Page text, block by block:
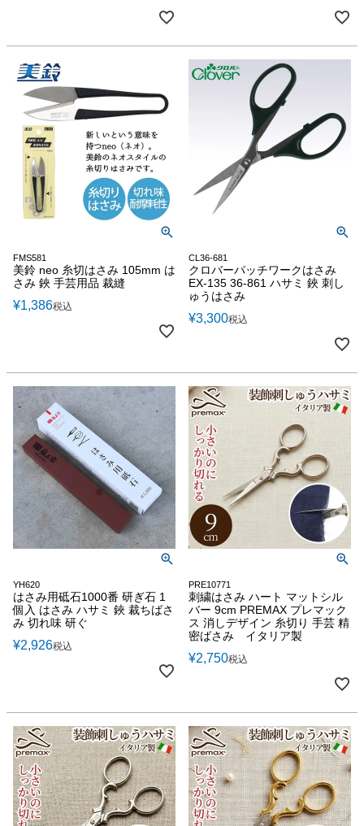
FMS581
美鈴 neo 糸切はさみ 105mm は
さみ 鋏 手芸用品 裁縫
¥1,386税込
CL36-681
クロバーパッチワークはさみ
EX-135 36-861 ハサミ 鋏 刺し
ゅうはさみ
¥3,300税込
YH620
はさみ用砥石1000番 研ぎ石 1
個入 はさみ ハサミ 鋏 裁ちばさ
み 切れ味 研ぐ
¥2,926税込
PRE10771
刺繍はさみ ハート マットシル
バー 9cm PREMAX プレマック
ス 消しデザイン 糸切り 手芸 精
密ばさみ イタリア製
¥2,750税込